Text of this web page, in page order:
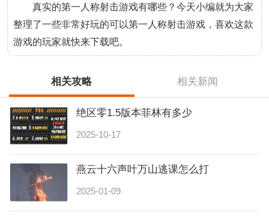
真实的第一人称射击游戏有哪些？今天小编就为大家
整理了一些非常好玩的可以第一人称射击游戏，喜欢这款
游戏的玩家就快来下载吧。
相关攻略 相关新闻
绝区零1.5版本菲林有多少
2025-10-17
燕云十六声叶万山逃课怎么打
2025-01-09